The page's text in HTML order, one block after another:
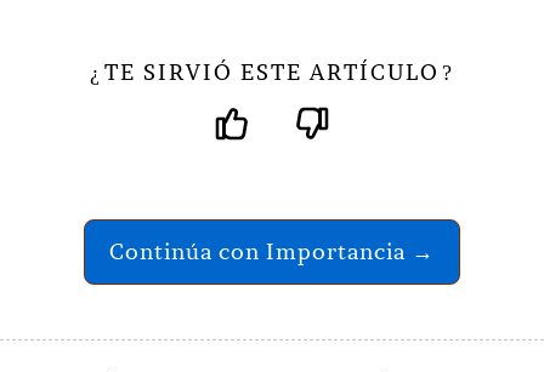
¿ TE SIRVIÓ ESTE ARTÍCULO ?
Continúa con Importancia →